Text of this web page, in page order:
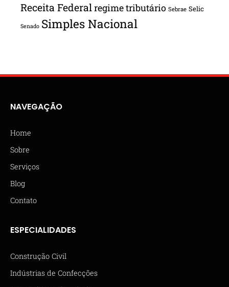
Receita Federalregime tributário Sebrae Selic
Senado Simples Nacional
NAVEGAÇÃO
Home
Sobre
Serviços
Blog
Contato
ESPECIALIDADES
Construção Civil
Indústrias de Confecções